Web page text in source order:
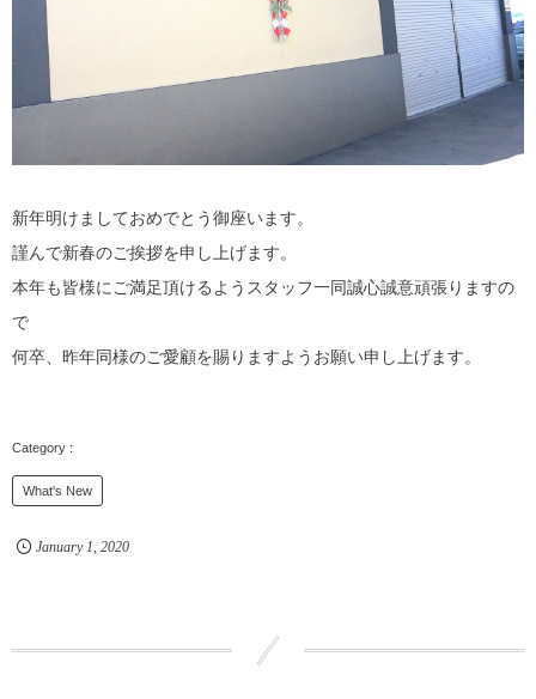
新年明けましておめでとう御座います。
謹んで新春のご挨拶を申し上げます。
本年も皆様にご満足頂けるようスタッフ一同誠心誠意頑張りますの
で
何卒、昨年同様のご愛顧を賜りますようお願い申し上げます。
What's New
January 1, 2020